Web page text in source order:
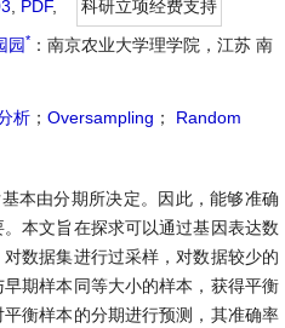
PDF,
科研立项经费支持
园* ：南京农业大学理学院，江苏 南
析 ； Oversampling ；
Random
本由分期所决定。因此，能够准确
本文旨在探求可以通过基因表达数
数据集进行过采样，对数据较少的
期样本同等大小的样本，获得平衡
衡样本的分期进行预测，其准确率